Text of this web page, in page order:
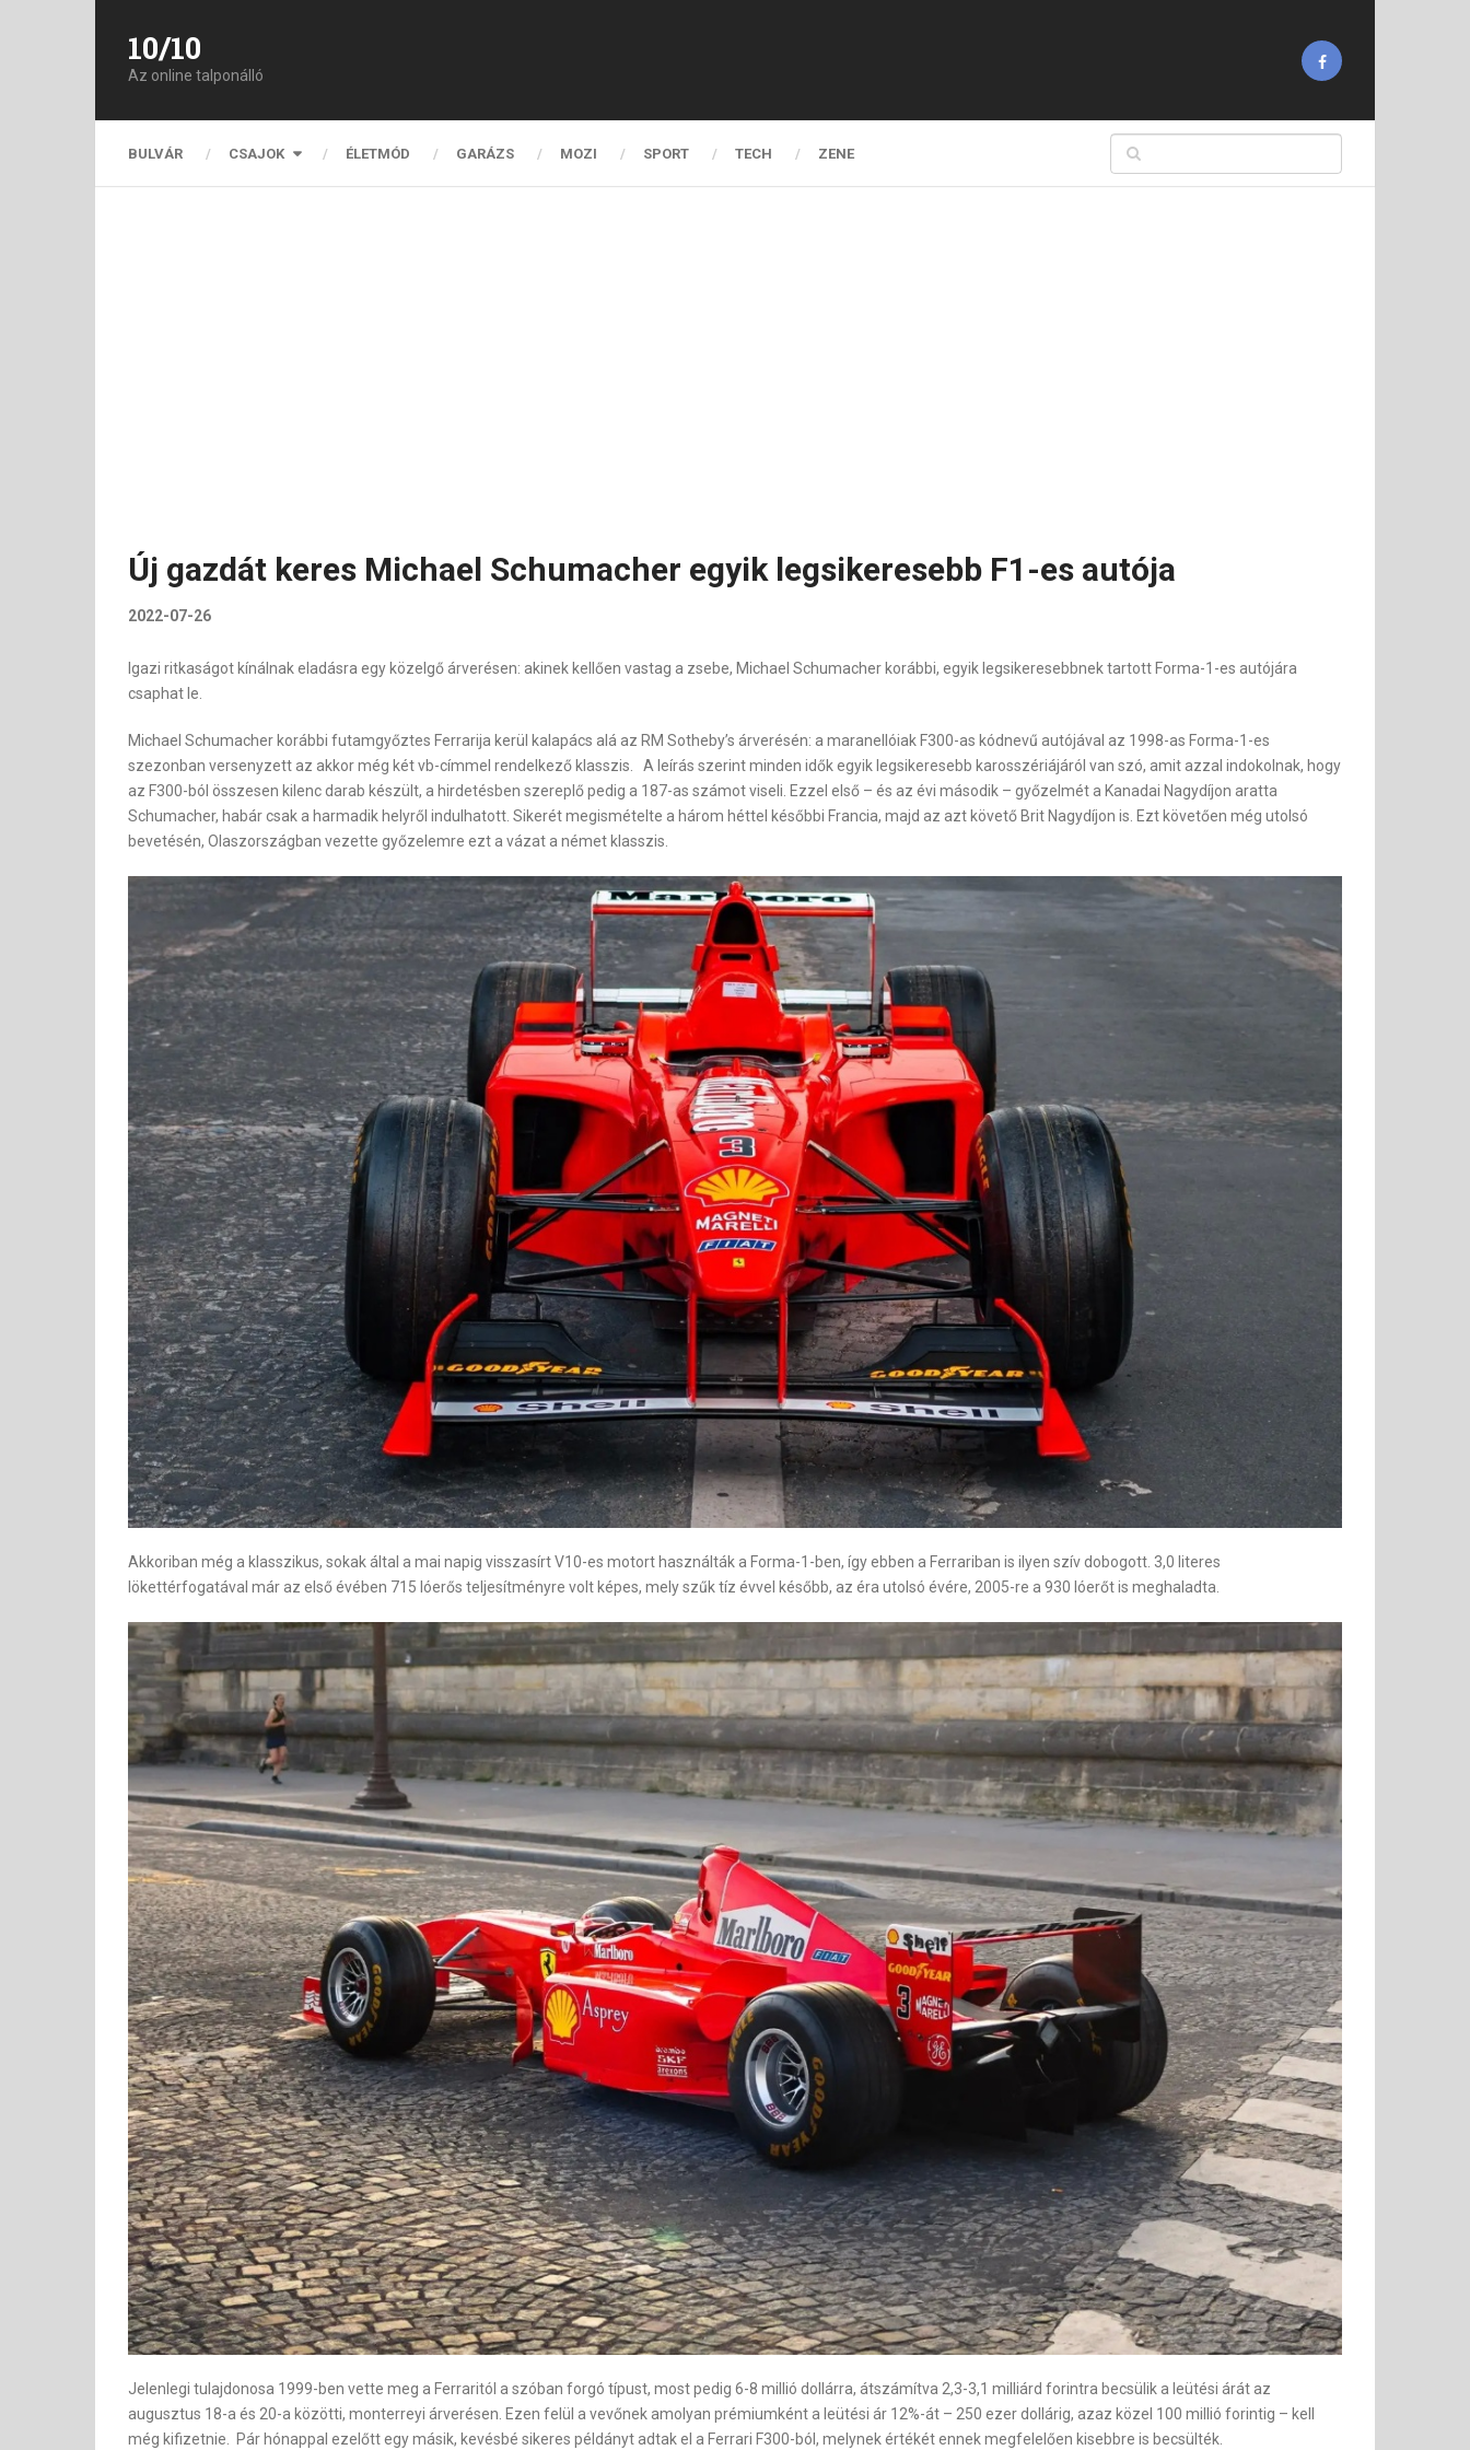
10/10
Az online talponálló
BULVÁR CSAJOK ÉLETMÓD GARÁZS MOZI SPORT TECH ZENE
Új gazdát keres Michael Schumacher egyik legsikeresebb F1-es autója
2022-07-26
Igazi ritkaságot kínálnak eladásra egy közelgő árverésen: akinek kellően vastag a zsebe, Michael Schumacher korábbi, egyik legsikeresebbnek tartott Forma-1-es autójára
csaphat le.
Michael Schumacher korábbi futamgyőztes Ferrarija kerül kalapács alá az RM Sotheby’s árverésén: a maranellóiak F300-as kódnevű autójával az 1998-as Forma-1-es
szezonban versenyzett az akkor még két vb-címmel rendelkező klasszis. A leírás szerint minden idők egyik legsikeresebb karosszériájáról van szó, amit azzal indokolnak, hogy
az F300-ból összesen kilenc darab készült, a hirdetésben szereplő pedig a 187-as számot viseli. Ezzel első – és az évi második – győzelmét a Kanadai Nagydíjon aratta
Schumacher, habár csak a harmadik helyről indulhatott. Sikerét megismételte a három héttel későbbi Francia, majd az azt követő Brit Nagydíjon is. Ezt követően még utolsó
bevetésén, Olaszországban vezette győzelemre ezt a vázat a német klasszis.
Akkoriban még a klasszikus, sokak által a mai napig visszasírt V10-es motort használták a Forma-1-ben, így ebben a Ferrariban is ilyen szív dobogott. 3,0 literes
lökettérfogatával már az első évében 715 lóerős teljesítményre volt képes, mely szűk tíz évvel később, az éra utolsó évére, 2005-re a 930 lóerőt is meghaladta.
Jelenlegi tulajdonosa 1999-ben vette meg a Ferraritól a szóban forgó típust, most pedig 6-8 millió dollárra, átszámítva 2,3-3,1 milliárd forintra becsülik a leütési árát az
augusztus 18-a és 20-a közötti, monterreyi árverésen. Ezen felül a vevőnek amolyan prémiumként a leütési ár 12%-át – 250 ezer dollárig, azaz közel 100 millió forintig – kell
még kifizetnie. Pár hónappal ezelőtt egy másik, kevésbé sikeres példányt adtak el a Ferrari F300-ból, melynek értékét ennek megfelelően kisebbre is becsülték.